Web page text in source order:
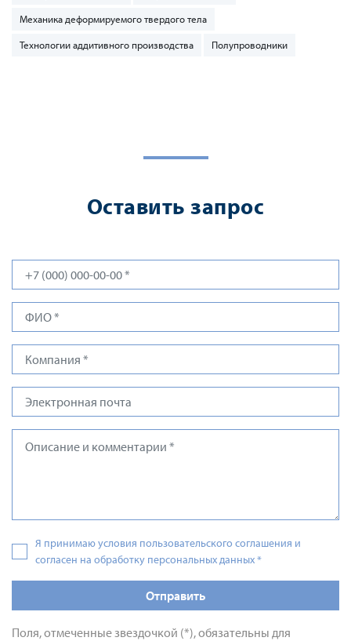
Механика деформируемого твердого тела
Технологии аддитивного производства Полупроводники
Оставить запрос
Я принимаю условия пользовательского соглашения и
согласен на обработку персональных данных*
Отправить
Поля, отмеченные звездочкой (*), обязательны для